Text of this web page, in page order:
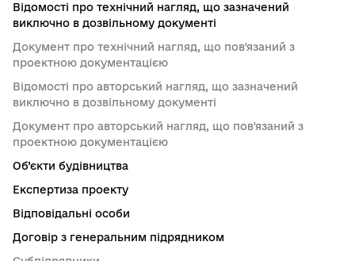
Відомості про технічний нагляд, що зазначений
виключно в дозвільному документі
Документ про технічний нагляд, що пов'язаний з
проектною документацією
Відомості про авторський нагляд, що зазначений
виключно в дозвільному документі
Документ про авторський нагляд, що пов'язаний з
проектною документацією
Об’єкти будівництва
Експертиза проекту
Відповідальні особи
Договір з генеральним підрядником